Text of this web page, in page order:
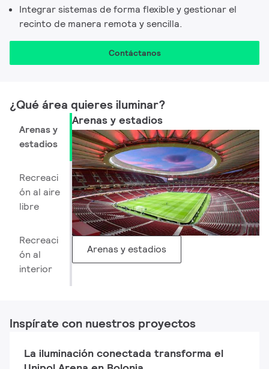
Integrar sistemas de forma flexible y gestionar el
recinto de manera remota y sencilla.
Contáctanos
¿Qué área quieres iluminar? ​
Arenas y
estadios
Recreaci
ón al aire
libre
Recreaci
ón al
interior
Arenas y estadios
Arenas y estadios
Inspírate con nuestros proyectos
La iluminación conectada transforma el